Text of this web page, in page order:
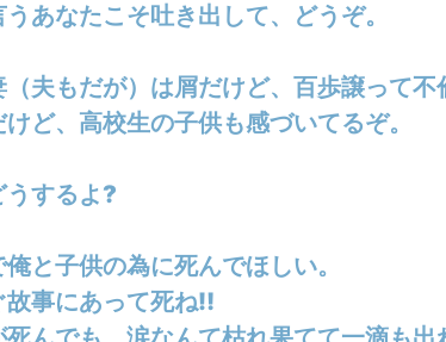
あなたこそ吐き出して、どうぞ。
夫もだが）は屑だけど、百歩譲って不
ど、高校生の子供も感づいてるぞ。
うするよ?
俺と子供の為に死んでほしい。
故事にあって死ね‼